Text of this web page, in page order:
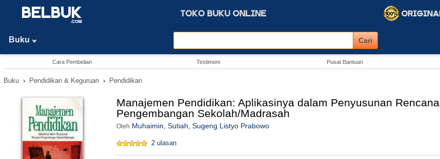
Buku
Cara Pembelian Testimoni Pusat Bantuan
Buku › Pendidikan & Keguruan › Pendidikan
Manajemen Pendidikan: Aplikasinya dalam Penyusunan Rencana
Pengembangan Sekolah/Madrasah
Oleh Muhaimin, Sutiah, Sugeng Listyo Prabowo
2 ulasan